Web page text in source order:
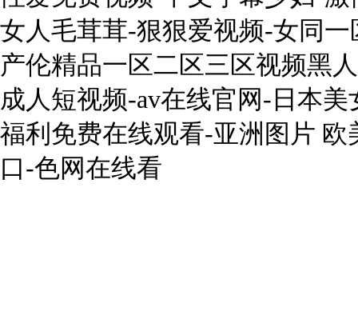
女人毛茸茸-狠狠爱视频-女同
产伦精品一区二区三区视频黑
成人短视频-av在线官网-日本
福利免费在线观看-亚洲图片
口-色网在线看